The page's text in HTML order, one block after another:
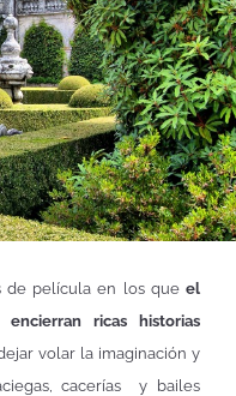
de película en los que el
ricas historias
volar la imaginación y
cacerías y bailes